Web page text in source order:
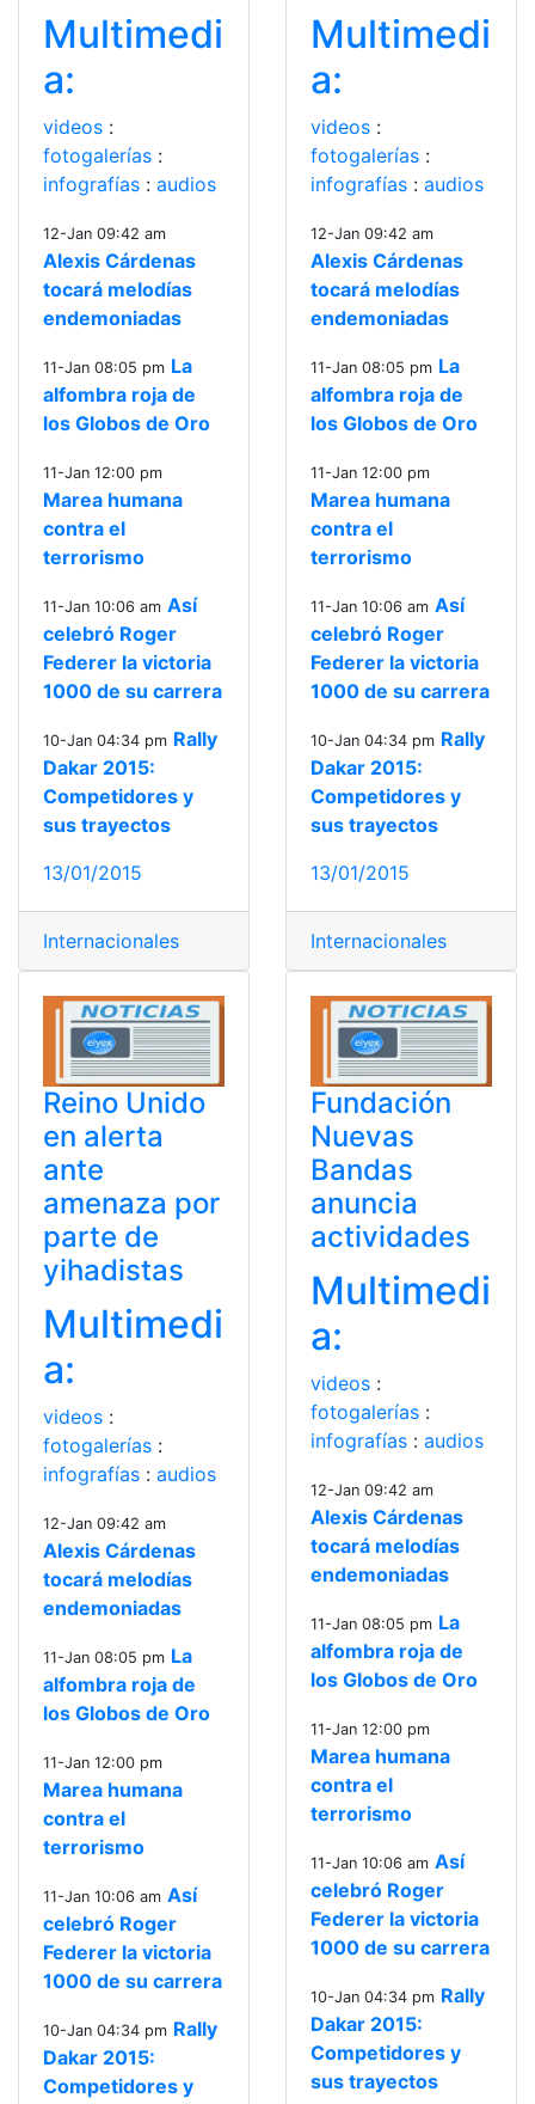
Multimedi
a:
videos :
fotogalerías :
infografías : audios
12-Jan 09:42 am
Alexis Cárdenas
tocará melodías
endemoniadas
11-Jan 08:05 pm La
alfombra roja de
los Globos de Oro
11-Jan 12:00 pm
Marea humana
contra el
terrorismo
11-Jan 10:06 am Así
celebró Roger
Federer la victoria
1000 de su carrera
10-Jan 04:34 pm Rally
Dakar 2015:
Competidores y
sus trayectos
13/01/2015
Internacionales
Multimedi
a:
videos :
fotogalerías :
infografías : audios
12-Jan 09:42 am
Alexis Cárdenas
tocará melodías
endemoniadas
11-Jan 08:05 pm La
alfombra roja de
los Globos de Oro
11-Jan 12:00 pm
Marea humana
contra el
terrorismo
11-Jan 10:06 am Así
celebró Roger
Federer la victoria
1000 de su carrera
10-Jan 04:34 pm Rally
Dakar 2015:
Competidores y
sus trayectos
13/01/2015
Internacionales
Reino Unido
en alerta
ante
amenaza por
parte de
yihadistas
Multimedi
a:
videos :
fotogalerías :
infografías : audios
12-Jan 09:42 am
Alexis Cárdenas
tocará melodías
endemoniadas
11-Jan 08:05 pm La
alfombra roja de
los Globos de Oro
11-Jan 12:00 pm
Marea humana
contra el
terrorismo
11-Jan 10:06 am Así
celebró Roger
Federer la victoria
1000 de su carrera
10-Jan 04:34 pm Rally
Dakar 2015:
Competidores y
Fundación
Nuevas
Bandas
anuncia
actividades
Multimedi
a:
videos :
fotogalerías :
infografías : audios
12-Jan 09:42 am
Alexis Cárdenas
tocará melodías
endemoniadas
11-Jan 08:05 pm La
alfombra roja de
los Globos de Oro
11-Jan 12:00 pm
Marea humana
contra el
terrorismo
11-Jan 10:06 am Así
celebró Roger
Federer la victoria
1000 de su carrera
10-Jan 04:34 pm Rally
Dakar 2015:
Competidores y
sus trayectos